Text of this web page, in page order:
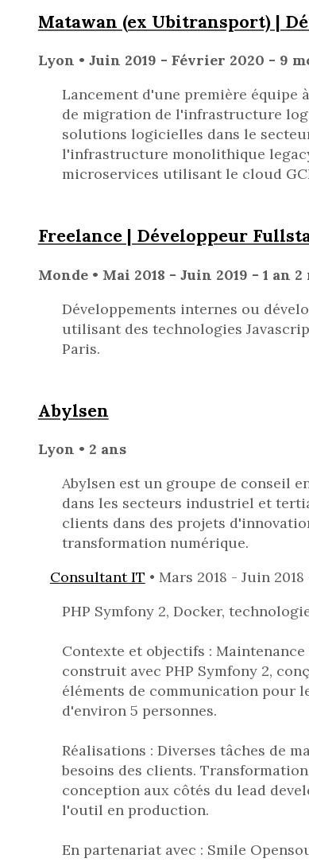
Matawan (ex Ubitransport) |
Lyon • Juin 2019 - Février 2020 - 9
Lancement d'une première équipe
de migration de l'infrastructure
solutions logicielles dans le
l'infrastructure monolithique
microservices utilisant le cloud
Freelance | Développeur
Monde • Mai 2018 - Juin 2019 - 1 an 2
Développements internes ou
utilisant des technologies
Paris.
Abylsen
Lyon • 2 ans
Abylsen est un groupe de conseil
dans les secteurs industriel et
clients dans des projets
transformation numérique.
Consultant IT • Mars 2018 - Juin
PHP Symfony 2, Docker,
Contexte et objectifs :
construit avec PHP Symfony 2,
éléments de communication pour
d'environ 5 personnes.
Réalisations : Diverses tâches de
besoins des clients.
conception aux côtés du lead
l'outil en production.
En partenariat avec : Smile